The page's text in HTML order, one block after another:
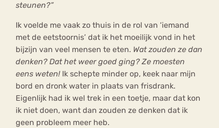
steunen?”
Ik voelde me vaak zo thuis in de rol van ‘iemand
met de eetstoornis’ dat ik het moeilijk vond in het
bijzijn van veel mensen te eten. Wat zouden ze dan
denken? Dat het weer goed ging? Ze moesten
eens weten! Ik schepte minder op, keek naar mijn
bord en dronk water in plaats van frisdrank.
Eigenlijk had ik wel trek in een toetje, maar dat kon
ik niet doen, want dan zouden ze denken dat ik
geen probleem meer heb.